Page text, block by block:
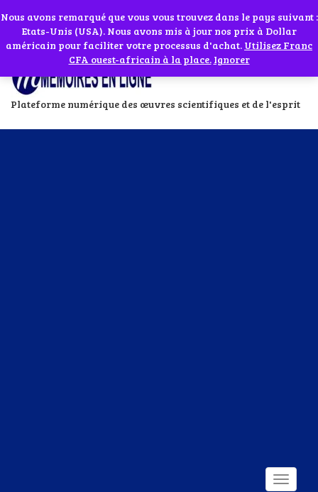
Abonnes toi à notre chaîne WhatsApp en cliquant sur l'icône en face
Plateforme numérique des œuvres scientifiques et de l'esprit
Si vous avez besoin d'assistance Contactez-nous par WhatsApp au
+229 01 95 33 60 26Ignorer
Nous avons remarqué que vous vous trouvez dans le pays suivant :
Etats-Unis (USA). Nous avons mis à jour nos prix à Dollar
américain pour faciliter votre processus d'achat. Utilisez Franc
CFA ouest-africain à la place. Ignorer